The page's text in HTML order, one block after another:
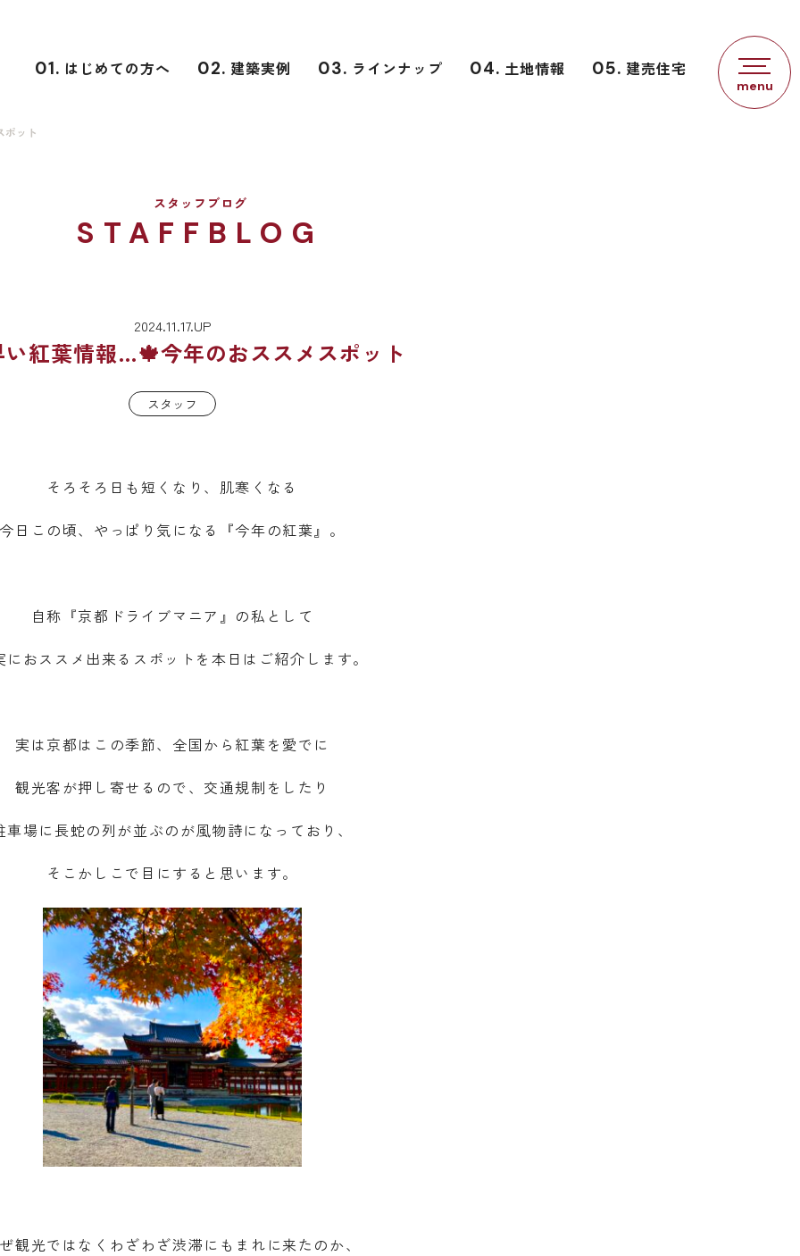
01. はじめての方へ 02. 建築実例 03. ラインナップ 04. 土地情報 05. 建売住宅
スタッフブログ
STAFFBLOG
ポット
2024.11.17.UP
紅葉情報…🍁今年のおススメスポット
スタッフ
そろそろ日も短くなり、肌寒くなる
今日この頃、やっぱり気になる『今年の紅葉』。
自称『京都ドライブマニア』の私として
におススメ出来るスポットを本日はご紹介します。
実は京都はこの季節、全国から紅葉を愛でに
観光客が押し寄せるので、交通規制をしたり
車場に長蛇の列が並ぶのが風物詩になっており、
そこかしこで目にすると思います。
観光ではなくわざわざ渋滞にもまれに来たのか、